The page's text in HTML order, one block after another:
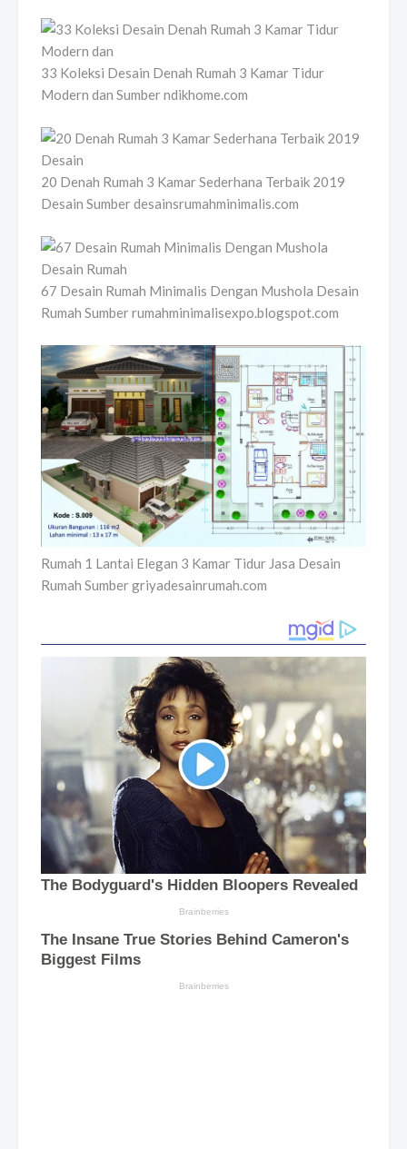
33 Koleksi Desain Denah Rumah 3 Kamar Tidur
Modern dan Sumber ndikhome.com
20 Denah Rumah 3 Kamar Sederhana Terbaik 2019
Desain Sumber desainsrumahminimalis.com
67 Desain Rumah Minimalis Dengan Mushola Desain
Rumah Sumber rumahminimalisexpo.blogspot.com
Rumah 1 Lantai Elegan 3 Kamar Tidur Jasa Desain
Rumah Sumber griyadesainrumah.com